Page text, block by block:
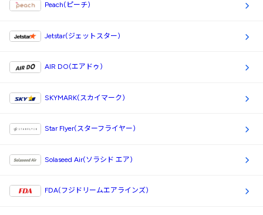
Peach(ピーチ)
Jetstar(ジェットスター)
AIR DO(エアドゥ)
SKYMARK(スカイマーク)
Star Flyer(スターフライヤー)
Solaseed Air(ソラシド エア)
FDA(フジドリームエアラインズ)